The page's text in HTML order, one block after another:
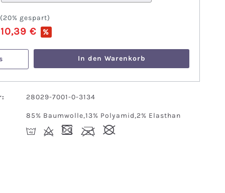
20% gespart)
10,39 € %
In den Warenkorb
28029-7001-0-3134
85% Baumwolle,13% Polyamid,2% Elasthan
Id- l#